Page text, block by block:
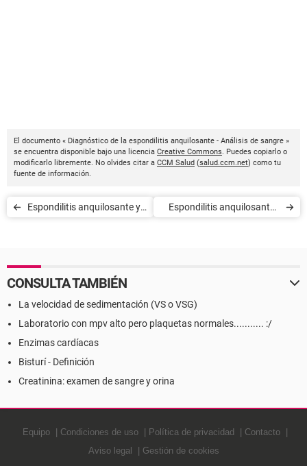
El documento « Diagnóstico de la espondilitis anquilosante - Análisis de sangre »
se encuentra disponible bajo una licencia Creative Commons. Puedes copiarlo o
modificarlo libremente. No olvides citar a CCM Salud (salud.ccm.net) como tu
fuente de información.
Espondilitis anquilosante y
Espondilitis anquilosante -
CONSULTA TAMBIÉN
La velocidad de sedimentación (VS o VSG)
Laboratorio con mpv alto pero plaquetas normales........... :/
Enzimas cardíacas
Bisturí - Definición
Creatinina: examen de sangre y orina
Equipo Condiciones de uso Política de privacidad
Contacto
Aviso legal
Gestión de cookies